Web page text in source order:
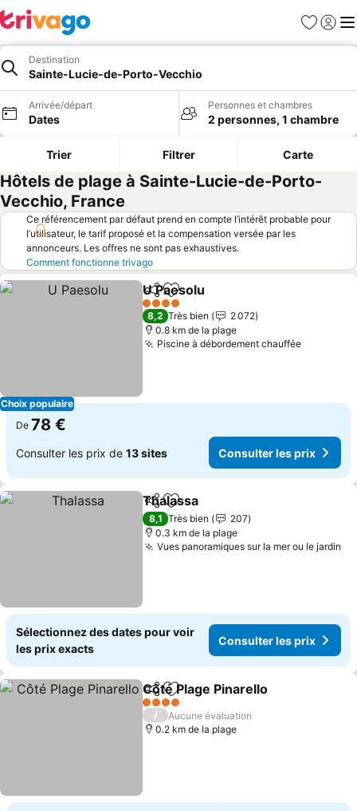
Favoris
Se
Destination
Sainte-Lucie-de-Porto-Vecchio
Arrivée/départ
Dates
Personnes et chambres
2 personnes, 1 chambre
Trier Filtrer Carte
Hôtels de plage à Sainte-Lucie-de-Porto-
Vecchio, France
Ce référencement par défaut prend en compte l’intérêt probable pour
l’utilisateur, le tarif proposé et la compensation versée par les
annonceurs. Les offres ne sont pas exhaustives.
Comment fonctionne trivago
Choix populaire
PartagerAjouter à mes favoris
U Paesolu
4 Étoiles
8,2 Très bien
2 072
0.8 km de la plage
Piscine à débordement chauffée
De 78 €
Consulter les prix de 13 sites Consulter les prix
PartagerAjouter à mes favoris
Thalassa
8,1 Très bien
207
0.3 km de la plage
Vues panoramiques sur la mer ou le jardin
Sélectionnez des dates pour voir
les prix exacts
Consulter les prix
PartagerAjouter à mes favoris
Côté Plage Pinarello
4 Étoiles
/
Aucune évaluation
0.2 km de la plage